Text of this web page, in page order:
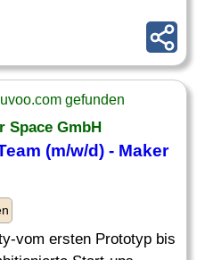
gefunden
Space GmbH
(m/w/d) - Maker
vom ersten Prototyp bis